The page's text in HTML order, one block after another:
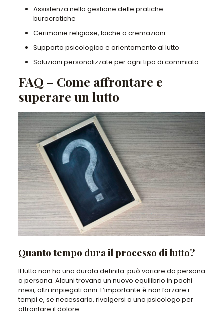
Assistenza nella gestione delle pratiche
burocratiche
Cerimonie religiose, laiche o cremazioni
Supporto psicologico e orientamento al lutto
Soluzioni personalizzate per ogni tipo di commiato
FAQ – Come affrontare e
superare un lutto
Quanto tempo dura il processo di lutto?
Il lutto non ha una durata definita: può variare da persona
a persona. Alcuni trovano un nuovo equilibrio in pochi
mesi, altri impiegati anni. L’importante è non forzare i
tempi e, se necessario, rivolgersi a uno psicologo per
affrontare il dolore.